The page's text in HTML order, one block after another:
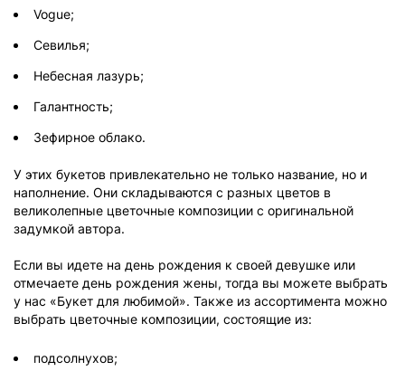
Vogue;
Севилья;
Небесная лазурь;
Галантность;
Зефирное облако.
У этих букетов привлекательно не только название, но и
наполнение. Они складываются с разных цветов в
великолепные цветочные композиции с оригинальной
задумкой автора.
Если вы идете на день рождения к своей девушке или
отмечаете день рождения жены, тогда вы можете выбрать
у нас «Букет для любимой». Также из ассортимента можно
выбрать цветочные композиции, состоящие из:
подсолнухов;